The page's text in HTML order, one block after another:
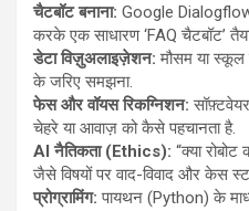
चैटबॉट बनाना: Google
करके एक साधारण ‘FAQ चैटबॉट’
डेटा विज़ुअलाइज़ेशन:मौसम या
के जरिए समझना.
फेस और वॉयस रिकग्निशन:
चेहरे या आवाज़ को कैसे पहचानता है.
AI नैतिकता (Ethics): “क्या रोबोट
जैसे विषयों पर वाद-विवाद और केस
प्रोग्रामिंग: पायथन (Python) के